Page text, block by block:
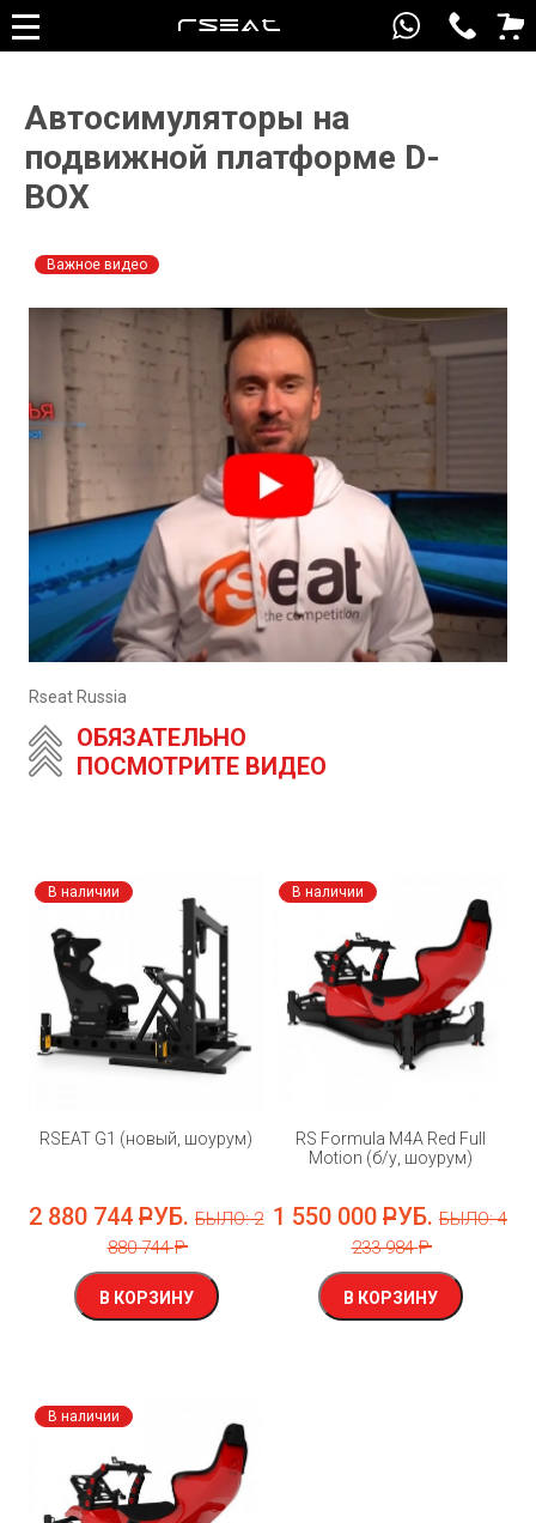
Автосимуляторы на
подвижной платформе D-
BOX
Важное видео
Rseat Russia
ОБЯЗАТЕЛЬНО
ПОСМОТРИТЕ ВИДЕО
В наличии
RSEAT G1 (новый, шоурум)
2 880 744 РУБ. БЫЛО: 2
880 744Р
В КОРЗИНУ
В наличии
RS Formula M4A Red Full
Motion (б/у, шоурум)
1 550 000 РУБ. БЫЛО: 4
233 984Р
В КОРЗИНУ
В наличии